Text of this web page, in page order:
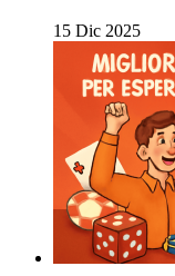
15 Dic 2025